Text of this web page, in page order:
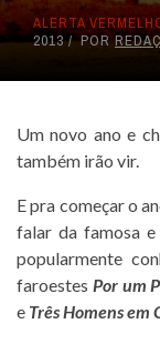
ALERTA
2013
POR
Um novo ano e
também irão vir.
E pra começar o
falar da famosa
popularmente
faroestes Por um
e Três Homens em